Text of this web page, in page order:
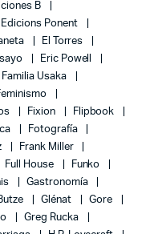
B
Edicions Ponent
El Torres
Eric Powell
Familia Usaka
Fixion
Flipbook
Fotografía
Frank Miller
Full House
Funko
Gastronomía
Glénat
Gore
Greg Rucka